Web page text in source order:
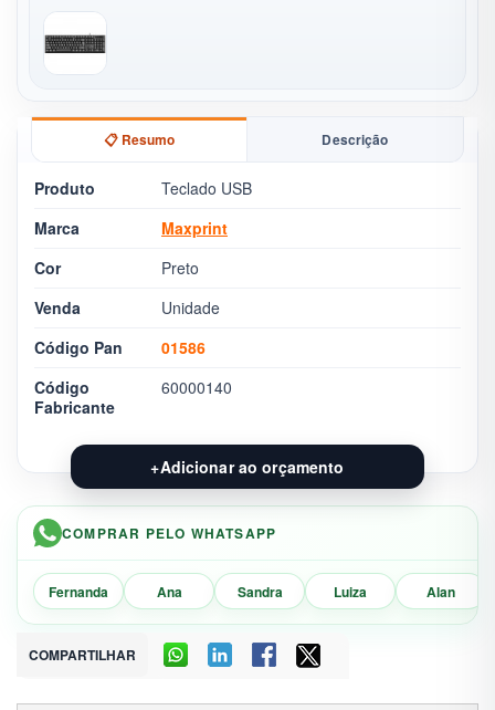
📋 Resumo Descrição
Produto
Teclado USB
Marca
Maxprint
Cor
Preto
Venda
Unidade
Código Pan
01586
Código
Fabricante
60000140
+Adicionar ao orçamento
COMPRAR PELO WHATSAPP
Fernanda Ana Sandra Luiza Alan
COMPARTILHAR